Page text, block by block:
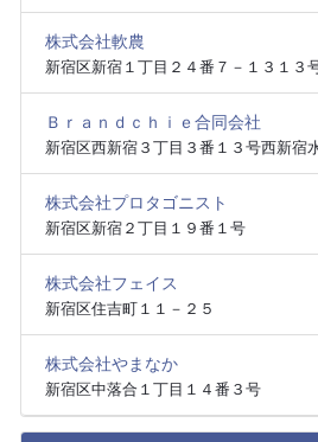
株式会社軟農
新宿区新宿１丁目２４番７－１３１３
Ｂｒａｎｄｃｈｉｅ合同会社
新宿区西新宿３丁目３番１３号西新宿
株式会社プロタゴニスト
新宿区新宿２丁目１９番１号
株式会社フェイス
新宿区住吉町１１－２５
株式会社やまなか
新宿区中落合１丁目１４番３号